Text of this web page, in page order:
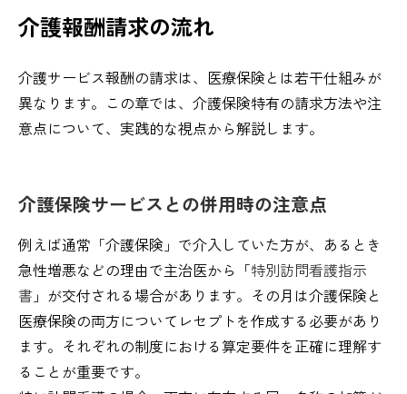
介護報酬請求の流れ
介護サービス報酬の請求は、医療保険とは若干仕組みが
異なります。この章では、介護保険特有の請求方法や注
意点について、実践的な視点から解説します。
介護保険サービスとの併用時の注意点
例えば通常「介護保険」で介入していた方が、あるとき
急性増悪などの理由で主治医から「特別訪問看護指示
書 」が交付される場合があります。その月は介護保険と
医療保険の両方についてレセプトを作成する必要があり
ます。それぞれの制度における算定要件を正確に理解す
ることが重要です。